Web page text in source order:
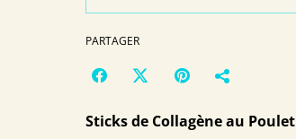
PARTAGER
Sticks de Collagène au